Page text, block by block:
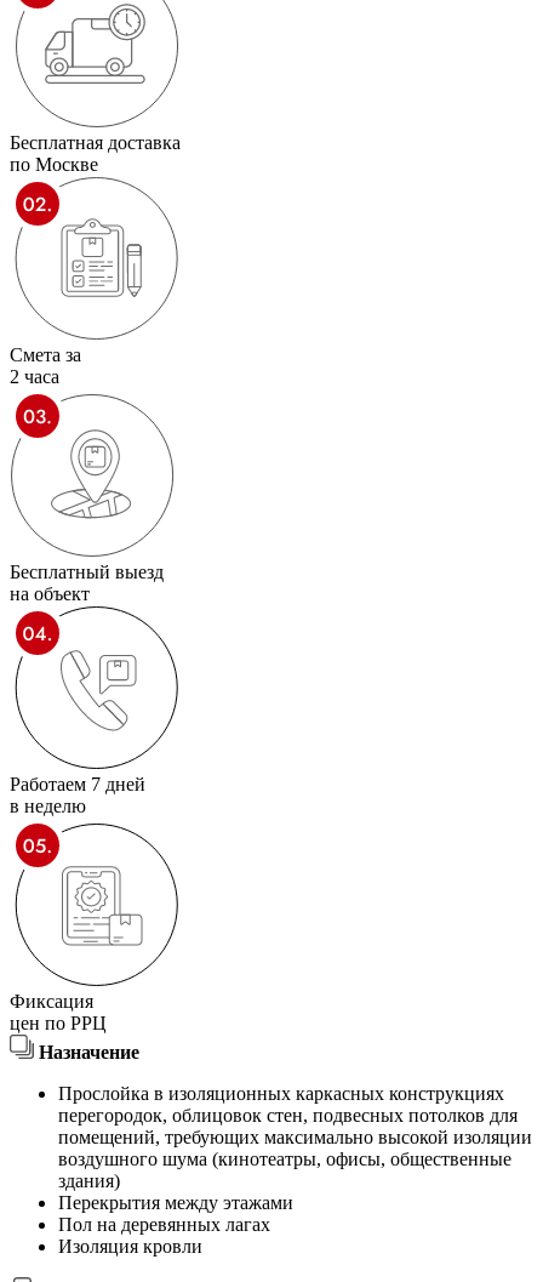
Бесплатная доставка
по Москве
Смета за
2 часа
Бесплатный выезд
на объект
Работаем 7 дней
в неделю
Фиксация
цен по РРЦ
Назначение
Прослойка в изоляционных каркасных конструкциях
перегородок, облицовок стен, подвесных потолков для
помещений, требующих максимально высокой изоляции
воздушного шума (кинотеатры, офисы, общественные
здания)
Перекрытия между этажами
Пол на деревянных лагах
Изоляция кровли